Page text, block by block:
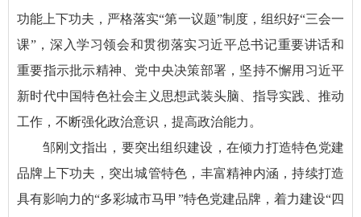
功能上下功夫，严格落实“第一议题”制度，组织好“三会一
课”，深入学习领会和贯彻落实习近平总书记重要讲话和
重要指示批示精神、党中央决策部署，坚持不懈用习近平
新时代中国特色社会主义思想武装头脑、指导实践、推动
工作，不断强化政治意识，提高政治能力。
邹刚文指出，要突出组织建设，在倾力打造特色党建
品牌上下功夫，突出城管特色，丰富精神内涵，持续打造
具有影响力的“多彩城市马甲”特色党建品牌，着力建设“四